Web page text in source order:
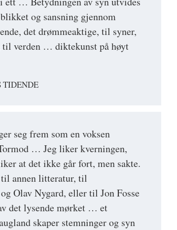
og sansning gjennom
det drømmeaktige, til syner,
til verden … diktekunst på høyt
TIDENDE
seg frem som en voksen
… Jeg liker kverningen,
at det ikke går fort, men sakte.
til annen litteratur, til
Olav Nygard, eller til Jon Fosse
det lysende mørket … et
skaper stemninger og syn